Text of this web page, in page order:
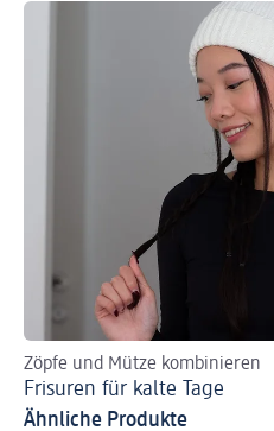
Zöpfe und Mütze kombinieren
Frisuren für kalte Tage
Ähnliche Produkte